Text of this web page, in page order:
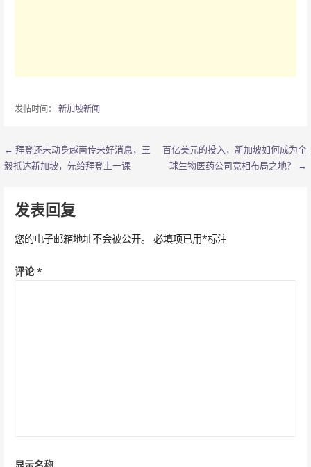
发帖时间： 新加坡新闻
文
导
航
← 拜登还未动身越南传来好消息，王
毅抵达新加坡，先给拜登上一课
百亿美元的投入，新加坡如何成为全
球生物医药公司竞相布局之地？ →
发表回复
您的电子邮箱地址不会被公开。 必填项已用*标注
评论*